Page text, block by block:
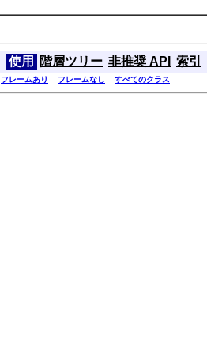
使用 階層ツリー 非推奨 API 索引
フレームあり フレームなし すべてのクラス